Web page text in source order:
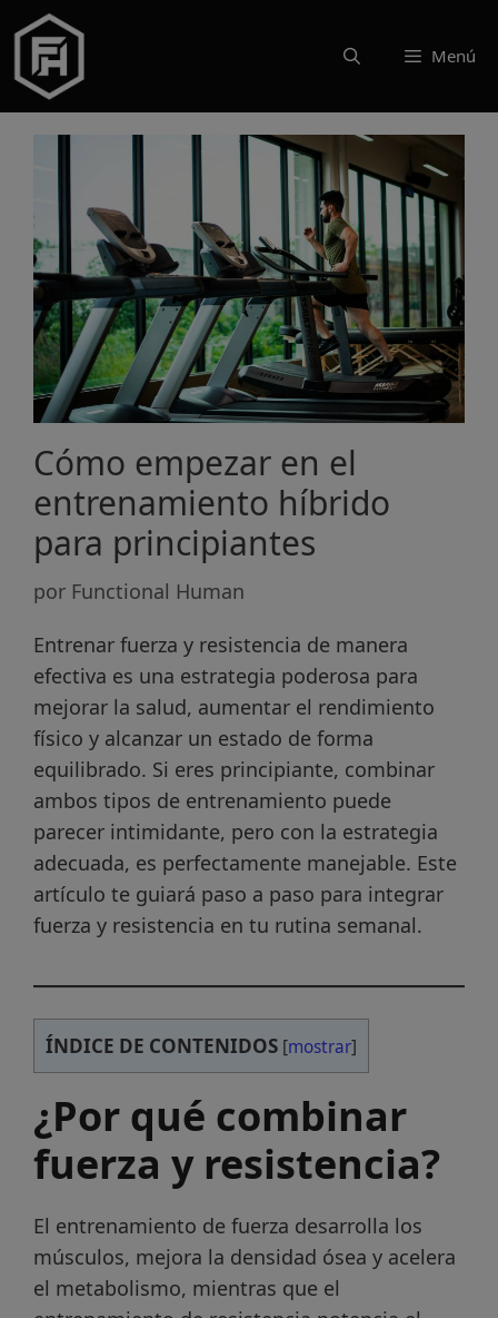
Saltar
contenido
Menú
Cómo empezar en el
entrenamiento híbrido
para principiantes
por Functional Human
Entrenar fuerza y resistencia de manera
efectiva es una estrategia poderosa para
mejorar la salud, aumentar el rendimiento
físico y alcanzar un estado de forma
equilibrado. Si eres principiante, combinar
ambos tipos de entrenamiento puede
parecer intimidante, pero con la estrategia
adecuada, es perfectamente manejable. Este
artículo te guiará paso a paso para integrar
fuerza y resistencia en tu rutina semanal.
ÍNDICE DE CONTENIDOS [mostrar]
¿Por qué combinar
fuerza y resistencia?
El entrenamiento de fuerza desarrolla los
músculos, mejora la densidad ósea y acelera
el metabolismo, mientras que el